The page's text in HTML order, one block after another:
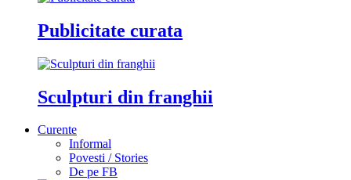
Publicitate curata
Sculpturi din franghii
Curente
Informal
Povesti / Stories
De pe FB